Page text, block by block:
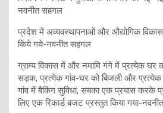
नवनीत सहगल
प्रदेश में अव्यवस्थापनाओं और औद्योगिक विकास
किये गये-नवनीत सहगल
ग्राम्य विकास में और नमामि गंगे में प्रत्येक घर
सड़क, प्रत्येक गांव-घर को बिजली और
गांव में बैकिंग सुविधा, सबका एक प्रयास करके
लिए एक रिकार्ड बजट प्रस्तुत किया गया-